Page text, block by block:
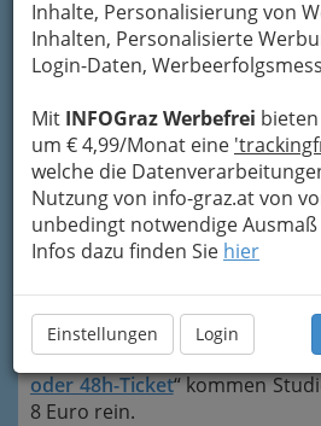
Inhalte, Personalisierung von
Inhalten, Personalisierte
Login-Daten,
Mit INFOGraz Werbefrei
um € 4,99/Monat eine
welche die
Nutzung von info-graz.at von
unbedingt notwendige
Infos dazu finden Sie hier
Einstellungen Login
Geldbeutel das
Studentenleben in Graz
Kultur und Museen:
Ermäßigungen
Graz ist für sein reiches
Viele Museen sowie
spezielle
Universalmuseum
darunter das
Landeszeughaus. Mit einem
oder 48h-Ticket“ kommen
8 Euro rein.